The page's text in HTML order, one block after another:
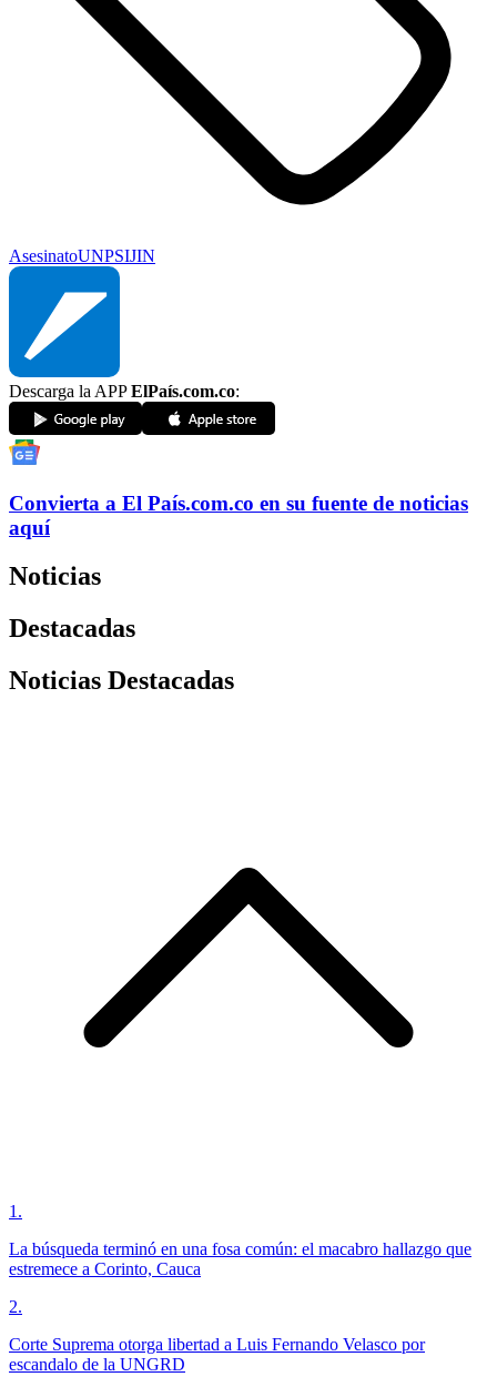
AsesinatoUNPSIJIN
Descarga la APPElPaís.com.co:
Convierta a El País.com.co en su fuente de noticias
aquí
Noticias
Destacadas
Noticias Destacadas
1 .
La búsqueda terminó en una fosa común: el macabro hallazgo que
estremece a Corinto, Cauca
2.
Corte Suprema otorga libertad a Luis Fernando Velasco por
escandalo de la UNGRD